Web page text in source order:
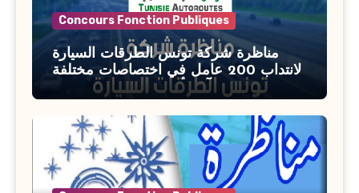
Concours Fonction Publiques
مناظرة شركة تونس الطرقات السيارة
لانتداب 200 عامل في اختصاصات مختلفة
آخر أجل : 21 جويلية 2026